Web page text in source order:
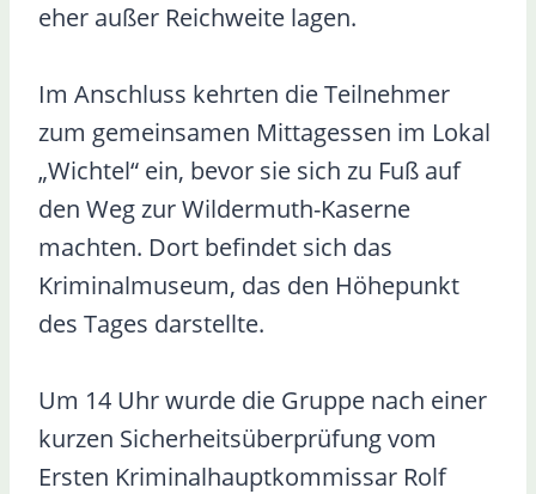
eher außer Reichweite lagen.
Im Anschluss kehrten die Teilnehmer
zum gemeinsamen Mittagessen im Lokal
„Wichtel“ ein, bevor sie sich zu Fuß auf
den Weg zur Wildermuth-Kaserne
machten. Dort befindet sich das
Kriminalmuseum, das den Höhepunkt
des Tages darstellte.
Um 14 Uhr wurde die Gruppe nach einer
kurzen Sicherheitsüberprüfung vom
Ersten Kriminalhauptkommissar Rolf